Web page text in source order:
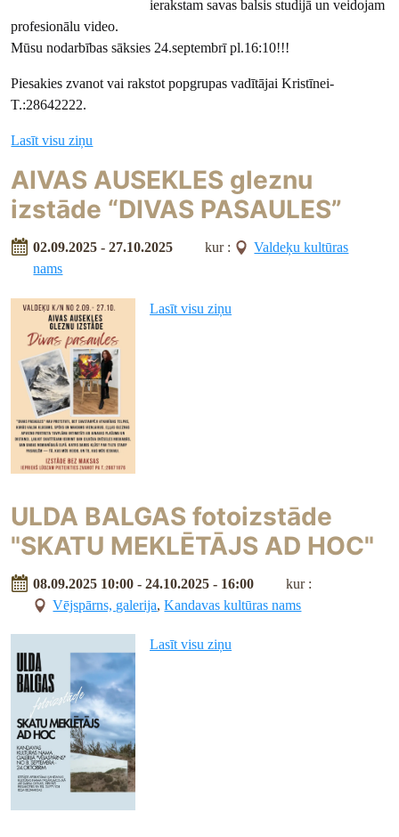
ierakstam savas balsis studijā un veidojam
profesionālu video.
Mūsu nodarbības sāksies 24.septembrī pl.16:10!!!
Piesakies zvanot vai rakstot popgrupas vadītājai Kristīnei-
T.:28642222.
Lasīt visu ziņu
AIVAS AUSEKLES gleznu
izstāde “DIVAS PASAULES”
02.09.2025 - 27.10.2025 kur :
Valdeķu kultūras
nams
Lasīt visu ziņu
ULDA BALGAS fotoizstāde
"SKATU MEKLĒTĀJS AD HOC"
08.09.2025 10:00 - 24.10.2025 - 16:00
kur :
Vējspārns, galerija,Kandavas kultūras nams
Lasīt visu ziņu